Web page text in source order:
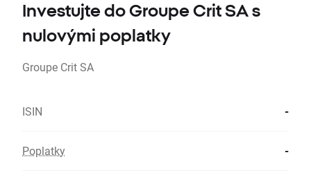
Investujte do Groupe Crit SA s
nulovými poplatky
Groupe Crit SA
ISIN -
Poplatky -